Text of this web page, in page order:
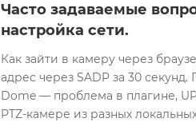
Часто задаваемые
настройка сети.
Как зайти в камеру через
адрес через SADP за 30
Dome — проблема в плагине,
PTZ-камере из разных